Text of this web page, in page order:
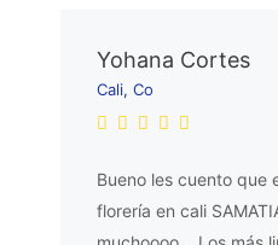
Yohana Cortes
Cali, Co
Bueno les cuento que
florería en cali